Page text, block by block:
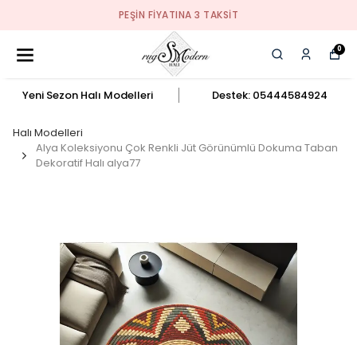
PEŞIN FIYATINA 3 TAKSIT
0
Yeni Sezon Halı Modelleri Destek: 05444584924
Halı Modelleri
Alya Koleksiyonu Çok Renkli Jüt Görünümlü Dokuma Taban
Dekoratif Halı alya77